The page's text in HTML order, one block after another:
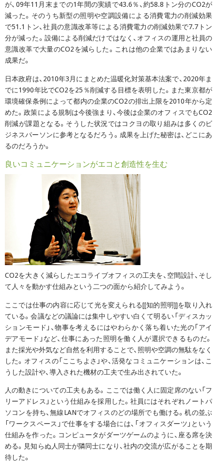
が、09年11月末までの1年間の実績で43.6％、約58.8トン分のCO2が
減った。そのうち新型の照明や空調設備による消費電力の削減効果
で51.1トン、社員の意識改革等による消費電力の削減効果で7.7トン
分が減った。設備による削減だけではなく、オフィスの運用と社員の
意識改革で大量のCO2を減らした。これは他の企業ではあまりない
成果だ。
日本政府は、2010年3月にまとめた温暖化対策基本法案で、2020年ま
でに1990年比でCO2を25％削減する目標を表明した。また東京都が
環境確保条例によって都内の企業のCO2の排出上限を2010年から定
めた。政策による規制は今後強まり、今後は企業のオフィスでもCO2
削減が課題となる。そうした状況ではコクヨの取り組みは多くのビ
ジネスパーソンに参考となるだろう。成果を上げた秘密は、どこにあ
るのだろうか。
良いコミュニケーションがエコと創造性を生む
CO2を大きく減らしたエコライブオフィスの工夫を、空間設計、そし
て人々を動かす仕組みという二つの面から紹介してみよう。
ここでは仕事の内容に応じて光を変えられる[[知的照明]]を取り入れ
ている。会議などの議論には集中しやすい白くて明るい「ディスカッ
ションモード」、物事を考えるにはやわらかく落ち着いた光の「アイ
デアモード」など、仕事にあった照明を働く人が選択できるものだ。
また採光や外気など自然を利用することで、照明や空調の無駄をなく
した。オフィスの「ここちよさ」や、活発なコミュニケーションは、こ
うした設計や、導入された機材の工夫で生み出されていた。
人の動きについての工夫もある。ここでは働く人に固定席のない「フ
リーアドレス」という仕組みを採用した。社員にはそれぞれノートパ
ソコンを持ち、無線LANでオフィスのどの場所でも働ける。机の並ぶ
「ワークスペース」で仕事をする場合には、「オフィスダーツ」という
仕組みを作った。コンピュータがダーツゲームのように、座る席を決
める。見知らぬ人同士が隣同士になり、社内の交流が広がることを期
待した。